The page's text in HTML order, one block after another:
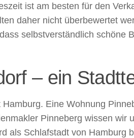
ist am besten für den
daher nicht überbewertet
selbstverständlich schöne
– ein
Eine Wohnung
Pinneberg wissen wir
als Schlafstadt von Hamburg